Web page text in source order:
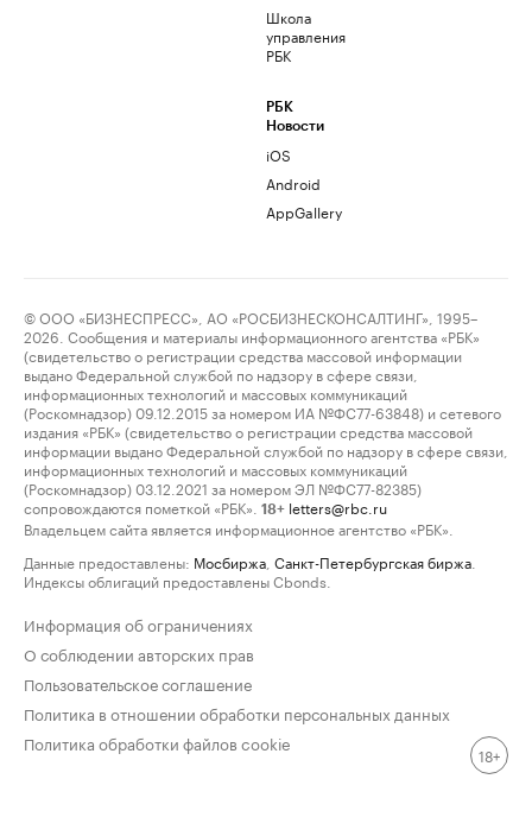
Школа
управления
РБК
РБК
Новости
iOS
Android
AppGallery
© ООО «БИЗНЕСПРЕСС», АО «РОСБИЗНЕСКОНСАЛТИНГ», 1995–
2026. Сообщения и материалы информационного агентства «РБК»
(свидетельство о регистрации средства массовой информации
выдано Федеральной службой по надзору в сфере связи,
информационных технологий и массовых коммуникаций
(Роскомнадзор) 09.12.2015 за номером ИА №ФС77-63848) и сетевого
издания «РБК» (свидетельство о регистрации средства массовой
информации выдано Федеральной службой по надзору в сфере связи,
информационных технологий и массовых коммуникаций
(Роскомнадзор) 03.12.2021 за номером ЭЛ №ФС77-82385)
сопровождаются пометкой «РБК».
18+ letters@rbc.ru
Владельцем сайта является информационное агентство «РБК».
Данные предоставлены: Мосбиржа Санкт-Петербургская биржа
Индексы облигаций предоставлены Cbonds.
Информация об ограничениях
О соблюдении авторских прав
Пользовательское соглашение
Политика в отношении обработки персональных данных
Политика обработки файлов cookie
18+